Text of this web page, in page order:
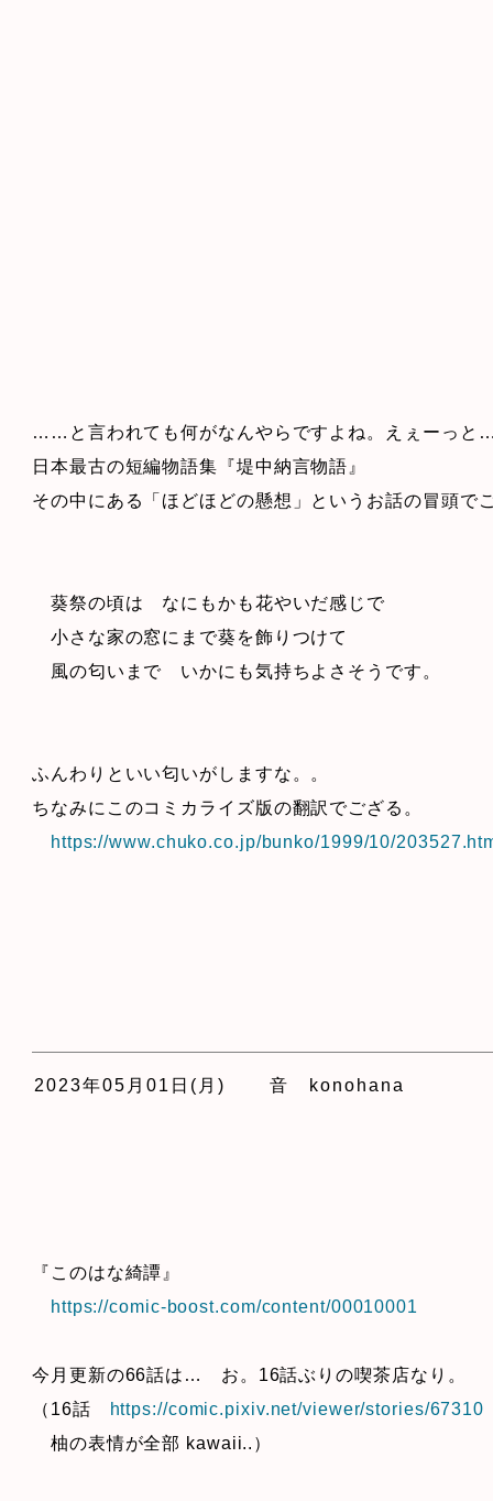
……と言われても何がなんやらですよね。えぇーっと
日本最古の短編物語集『堤中納言物語』
その中にある「ほどほどの懸想」というお話の冒頭で
葵祭の頃は なにもかも花やいだ感じで
小さな家の窓にまで葵を飾りつけて
風の匂いまで いかにも気持ちよさそうです。
ふんわりといい匂いがしますな。。
ちなみにこのコミカライズ版の翻訳でござる。
https://www.chuko.co.jp/bunko/1999/10/
2023年05月01日(月) 音 konohana
『このはな綺譚』
https://comic-boost.com/content/00010001
今月更新の66話は… お。16話ぶりの喫茶店なり。
（16話
https://comic.pixiv.net/viewer/stories/67310
柚の表情が全部 kawaii..）